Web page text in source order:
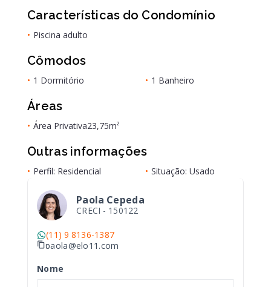
Características do Condomínio
• Piscina adulto
Cômodos
• 1 Dormitório • 1 Banheiro
Áreas
• Área Privativa23,75m²
Outras informações
• Perfil: Residencial • Situação: Usado
Paola Cepeda
CRECI - 150122
(11) 9 8136-1387
paola@elo11.com
Nome